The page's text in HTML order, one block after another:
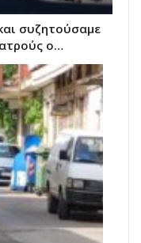
συζητούσαμε
ο…